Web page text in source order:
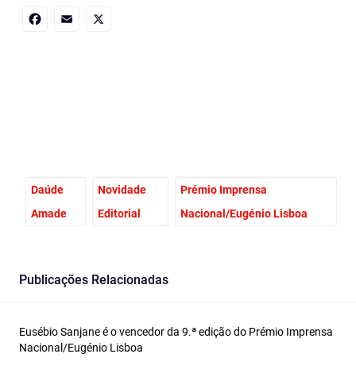
Daúde
Amade
Novidade
Editorial
Prémio Imprensa
Nacional/Eugénio Lisboa
Publicações Relacionadas
Eusébio Sanjane é o vencedor da 9.ª edição do Prémio Imprensa
Nacional/Eugénio Lisboa